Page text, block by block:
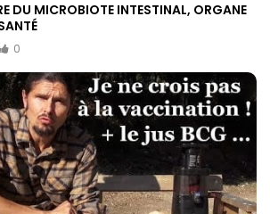
DU MICROBIOTE INTESTINAL, ORGANE
0